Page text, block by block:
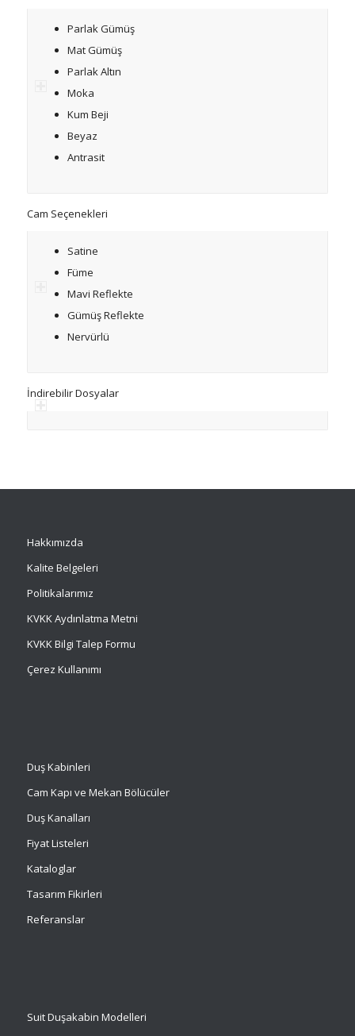
Parlak Gümüş
Mat Gümüş
Parlak Altın
Moka
Kum Beji
Beyaz
Antrasit
Cam Seçenekleri
Satine
Füme
Mavi Reflekte
Gümüş Reflekte
Nervürlü
İndirebilir Dosyalar
Hakkımızda
Kalite Belgeleri
Politikalarımız
KVKK Aydınlatma Metni
KVKK Bilgi Talep Formu
Çerez Kullanımı
Duş Kabinleri
Cam Kapı ve Mekan Bölücüler
Duş Kanalları
Fiyat Listeleri
Kataloglar
Tasarım Fikirleri
Referanslar
SuitDuşakabin Modelleri